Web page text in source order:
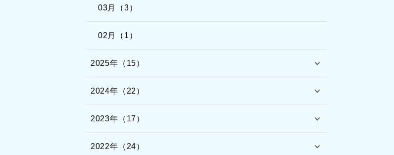
03月（3）
02月（1）
2025年（15）
2024年（22）
2023年（17）
2022年（24）